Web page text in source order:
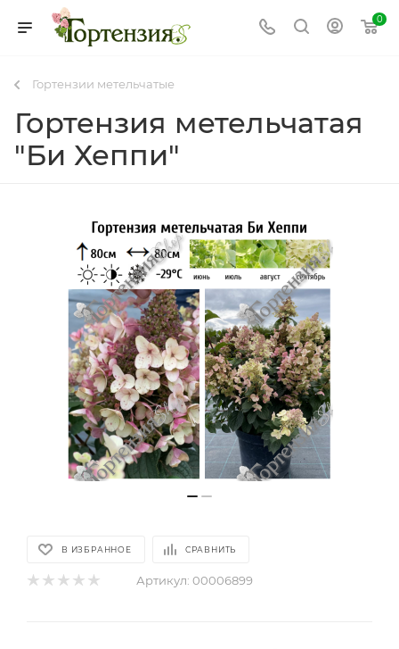
0
Гортензии метельчатые
Гортензия метельчатая
"Би Хеппи"
В ИЗБРАННОЕ СРАВНИТЬ
Артикул: 00006899